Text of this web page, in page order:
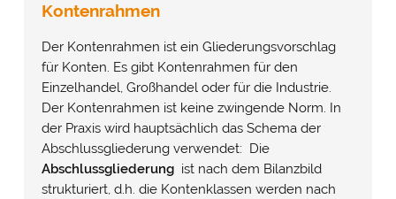
Kontenrahmen
Der Kontenrahmen ist ein Gliederungsvorschlag
für Konten. Es gibt Kontenrahmen für den
Einzelhandel, Großhandel oder für die Industrie.
Der Kontenrahmen ist keine zwingende Norm. In
der Praxis wird hauptsächlich das Schema der
Abschlussgliederung verwendet: Die
Abschlussgliederung ist nach dem Bilanzbild
strukturiert, d.h. die Kontenklassen werden nach